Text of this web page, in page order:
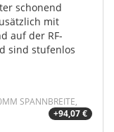
schonend
mit
auf der RF-
sind stufenlos
SPANNBREITE,
+94,07 €